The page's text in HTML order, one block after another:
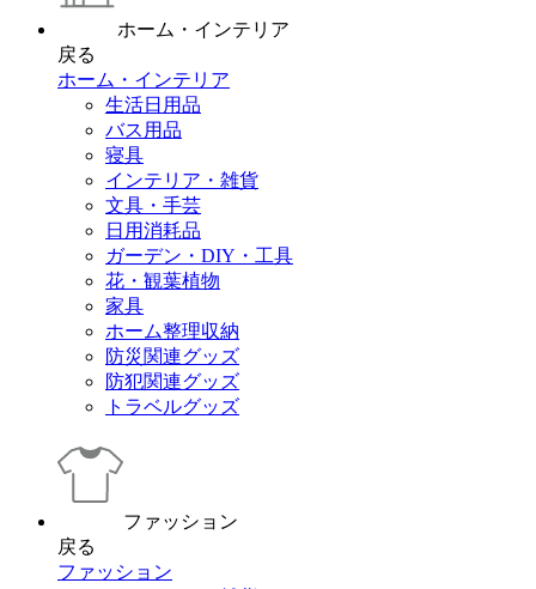
ホーム・インテリア
戻る
ホーム・インテリア
生活日用品
バス用品
寝具
インテリア・雑貨
文具・手芸
日用消耗品
ガーデン・DIY・工具
花・観葉植物
家具
ホーム整理収納
防災関連グッズ
防犯関連グッズ
トラベルグッズ
ファッション
戻る
ファッション